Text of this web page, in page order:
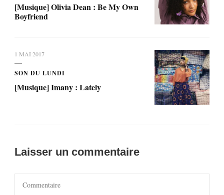
[Musique] Olivia Dean : Be My Own
Boyfriend
1 MAI 2017
SON DU LUNDI
[Musique] Imany : Lately
Laisser un commentaire